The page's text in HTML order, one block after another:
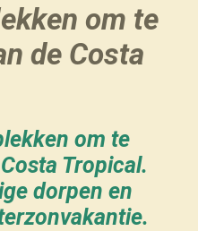
om te
de Costa
om te
Tropical.
dorpen en